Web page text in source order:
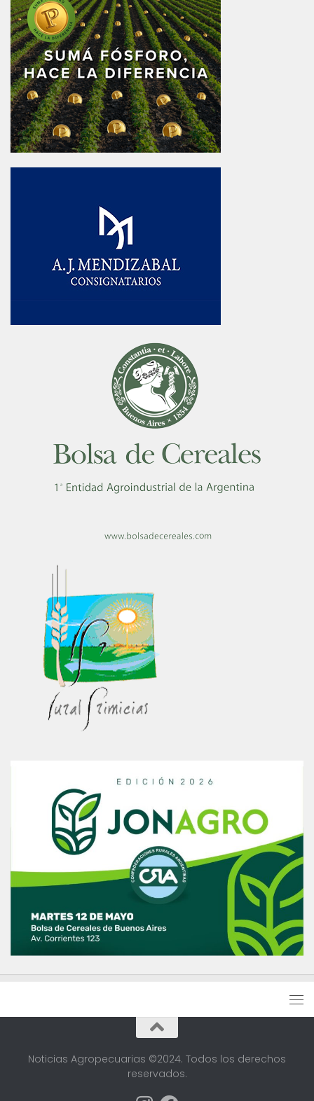
Noticias Agropecuarias ©2024. Todos los derechos
reservados.